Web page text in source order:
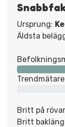
Ursprung:
Äldsta
Britt på
Britt